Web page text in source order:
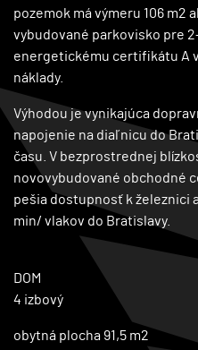
pozemok má výmeru 106 m2
vybudované parkovisko pre
energetickému certifikátu A
náklady.
Výhodou je vynikajúca
napojenie na diaľnicu do
času. V bezprostrednej
novovybudované obchodné
pešia dostupnosť k železnici
min/ vlakov do Bratislavy.
DOM
4 izbový
obytná plocha 91,5 m2